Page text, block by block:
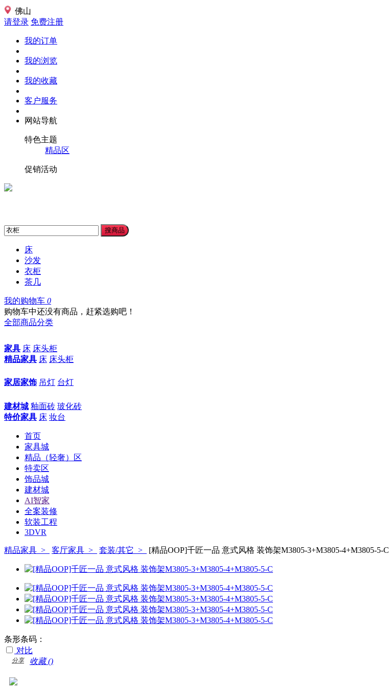
佛山
请登录 免费注册
我的订单
我的浏览
我的收藏
客户服务
网站导航
特色主题
精品区
促销活动
搜商品
床
沙发
衣柜
茶几
我的购物车 0
购物车中还没有商品，赶紧选购吧！
全部商品分类
家具 床 床头柜
精品家具 床 床头柜
家居家饰 吊灯 台灯
建材城 釉面砖 玻化砖
特价家具 床 妆台
首页
家具城
精品（轻奢）区
特卖区
饰品城
建材城
AI智家
全案装修
软装工程
3DVR
精品家具 > 客厅家具 > 套装/其它 > [精品OOP]千匠一品 意式风格 装饰架M3805-3+M3805-4+M3805-5-C
条形条码：
对比
收藏 ()
分享